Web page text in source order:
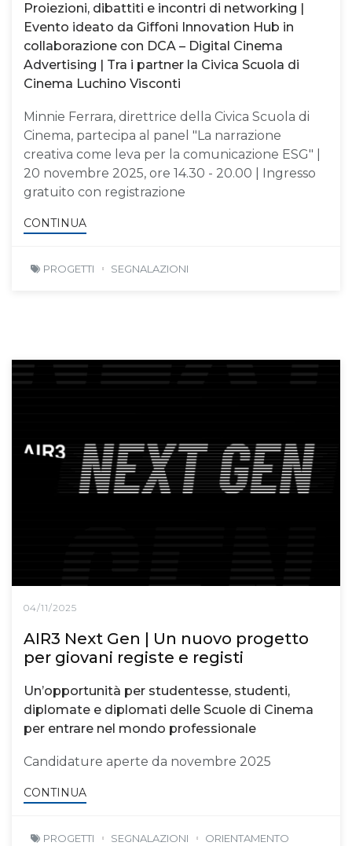
Proiezioni, dibattiti e incontri di networking |
Evento ideato da Giffoni Innovation Hub in
collaborazione con DCA – Digital Cinema
Advertising | Tra i partner la Civica Scuola di
Cinema Luchino Visconti
Minnie Ferrara, direttrice della Civica Scuola di
Cinema, partecipa al panel "La narrazione
creativa come leva per la comunicazione ESG" |
20 novembre 2025, ore 14.30 - 20.00 | Ingresso
gratuito con registrazione
CONTINUA
PROGETTI SEGNALAZIONI
04/11/2025
AIR3 Next Gen | Un nuovo progetto
per giovani registe e registi
Un’opportunità per studentesse, studenti,
diplomate e diplomati delle Scuole di Cinema
per entrare nel mondo professionale
Candidature aperte da novembre 2025
CONTINUA
PROGETTI SEGNALAZIONI ORIENTAMENTO